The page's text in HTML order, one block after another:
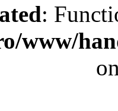
:
www/